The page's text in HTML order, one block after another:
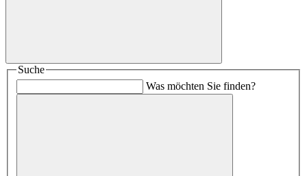
Suche
Was möchten Sie finden?